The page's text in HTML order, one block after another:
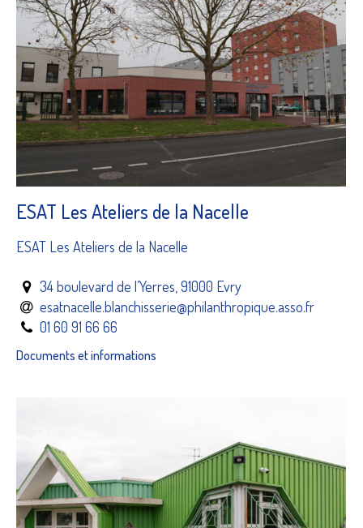
ESAT Les Ateliers de la Nacelle
ESAT Les Ateliers de la Nacelle
34 boulevard de l’Yerres, 91000 Evry
esatnacelle.blanchisserie@philanthropique.asso.fr
01 60 91 66 66
Documents et informations